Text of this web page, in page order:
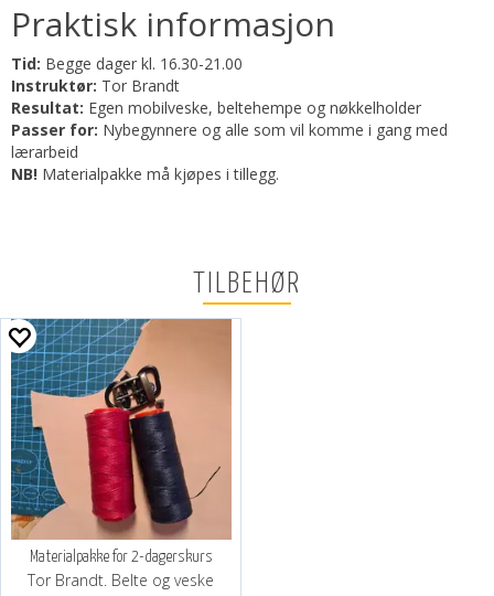
Praktisk informasjon
Tid: Begge dager kl. 16.30-21.00
Instruktør: Tor Brandt
Resultat: Egen mobilveske, beltehempe og nøkkelholder
Passer for: Nybegynnere og alle som vil komme i gang med
lærarbeid
NB! Materialpakke må kjøpes i tillegg.
TILBEHØR
Materialpakke for 2-dagerskurs
Tor Brandt. Belte og veske